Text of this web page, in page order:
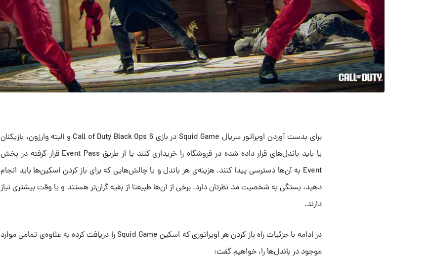
برای بدست آوردن اوپراتور سریال Squid Game در بازی Call of Duty Black Ops 6 و البته وارزون، بازیکنان
یا باید باندل‌های قرار داده شده در فروشگاه را خریداری کنند یا از طریق Event Pass قرار گرفته در بخش
Event به آن‌ها دسترسی پیدا کنند. هزینه‌ی هر باندل و یا چالش‌هایی که برای باز کردن اسکین‌ها باید انجام
دهید، بستگی به شخصیت مد نظرتان دارد. برخی از آن‌ها طبیعتا از بقیه گران‌تر هستند و یا وقت بیشتری نیاز
دارند.
در ادامه با جزئیات راه باز کردن هر اوپراتوری که اسکین Squid Game را دریافت کرده به علاوه‌ی تمامی موارد
موجود در باندل‌ها را، خواهیم گفت: